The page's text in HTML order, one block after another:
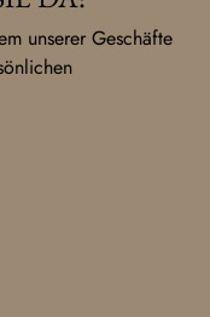
unserer Geschäfte